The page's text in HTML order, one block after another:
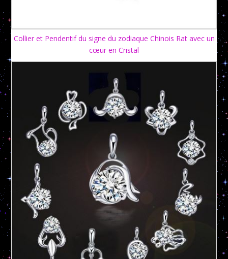
Collier et Pendentif du signe du zodiaque Chinois Rat avec un
cœur en Cristal